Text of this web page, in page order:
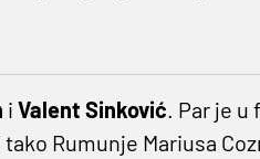
i Valent Sinković. Par je u
Rumunje Mariusa